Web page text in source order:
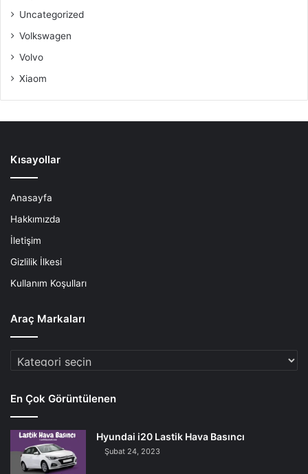
Uncategorized
Volkswagen
Volvo
Xiaom
Kısayollar
Anasayfa
Hakkımızda
İletişim
Gizlilik İlkesi
Kullanım Koşulları
Araç Markaları
Araç
En Çok Görüntülenen
Hyundai i20 Lastik Hava Basıncı
Şubat 24, 2023